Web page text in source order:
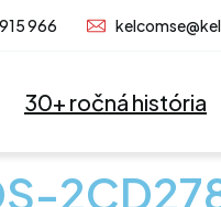
966
30+ ročná história